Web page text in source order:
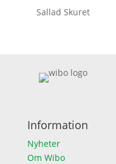
Sallad Skuret
Information
Nyheter
Om Wibo